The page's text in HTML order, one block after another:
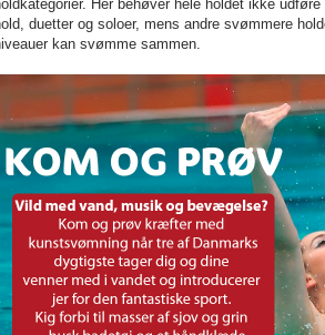
Her behøver hele holdet ikke
duetter og soloer, mens andre svømmere
kan svømme sammen.